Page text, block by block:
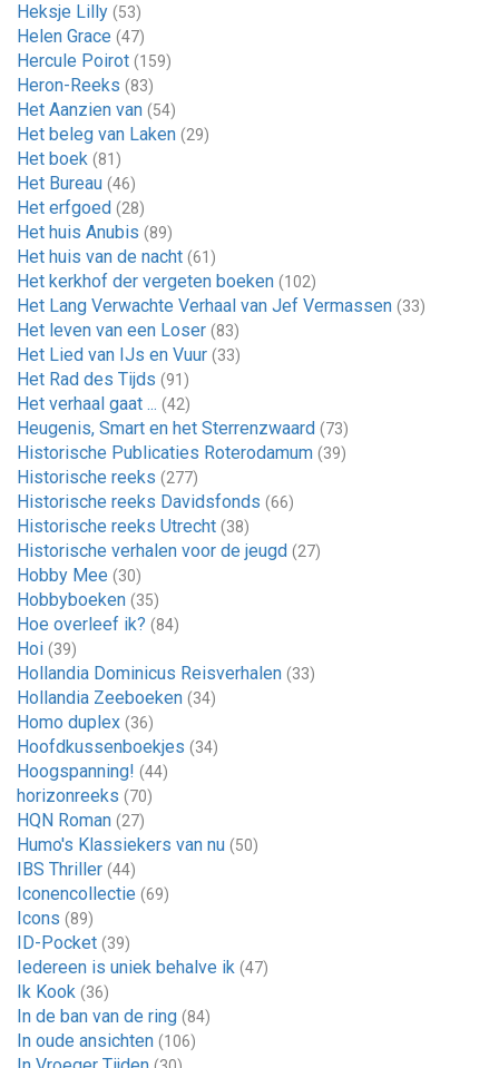
Heksje Lilly (53)
Helen Grace (47)
Hercule Poirot (159)
Heron-Reeks (83)
Het Aanzien van (54)
Het beleg van Laken (29)
Het boek (81)
Het Bureau (46)
Het erfgoed (28)
Het huis Anubis (89)
Het huis van de nacht (61)
Het kerkhof der vergeten boeken (102)
Het Lang Verwachte Verhaal van Jef Vermassen (33)
Het leven van een Loser (83)
Het Lied van IJs en Vuur (33)
Het Rad des Tijds (91)
Het verhaal gaat ... (42)
Heugenis, Smart en het Sterrenzwaard (73)
Historische Publicaties Roterodamum (39)
Historische reeks (277)
Historische reeks Davidsfonds (66)
Historische reeks Utrecht (38)
Historische verhalen voor de jeugd (27)
Hobby Mee (30)
Hobbyboeken (35)
Hoe overleef ik? (84)
Hoi (39)
Hollandia Dominicus Reisverhalen (33)
Hollandia Zeeboeken (34)
Homo duplex (36)
Hoofdkussenboekjes (34)
Hoogspanning! (44)
horizonreeks (70)
HQN Roman (27)
Humo's Klassiekers van nu (50)
IBS Thriller (44)
Iconencollectie (69)
Icons (89)
ID-Pocket (39)
Iedereen is uniek behalve ik (47)
Ik Kook (36)
In de ban van de ring (84)
In oude ansichten (106)